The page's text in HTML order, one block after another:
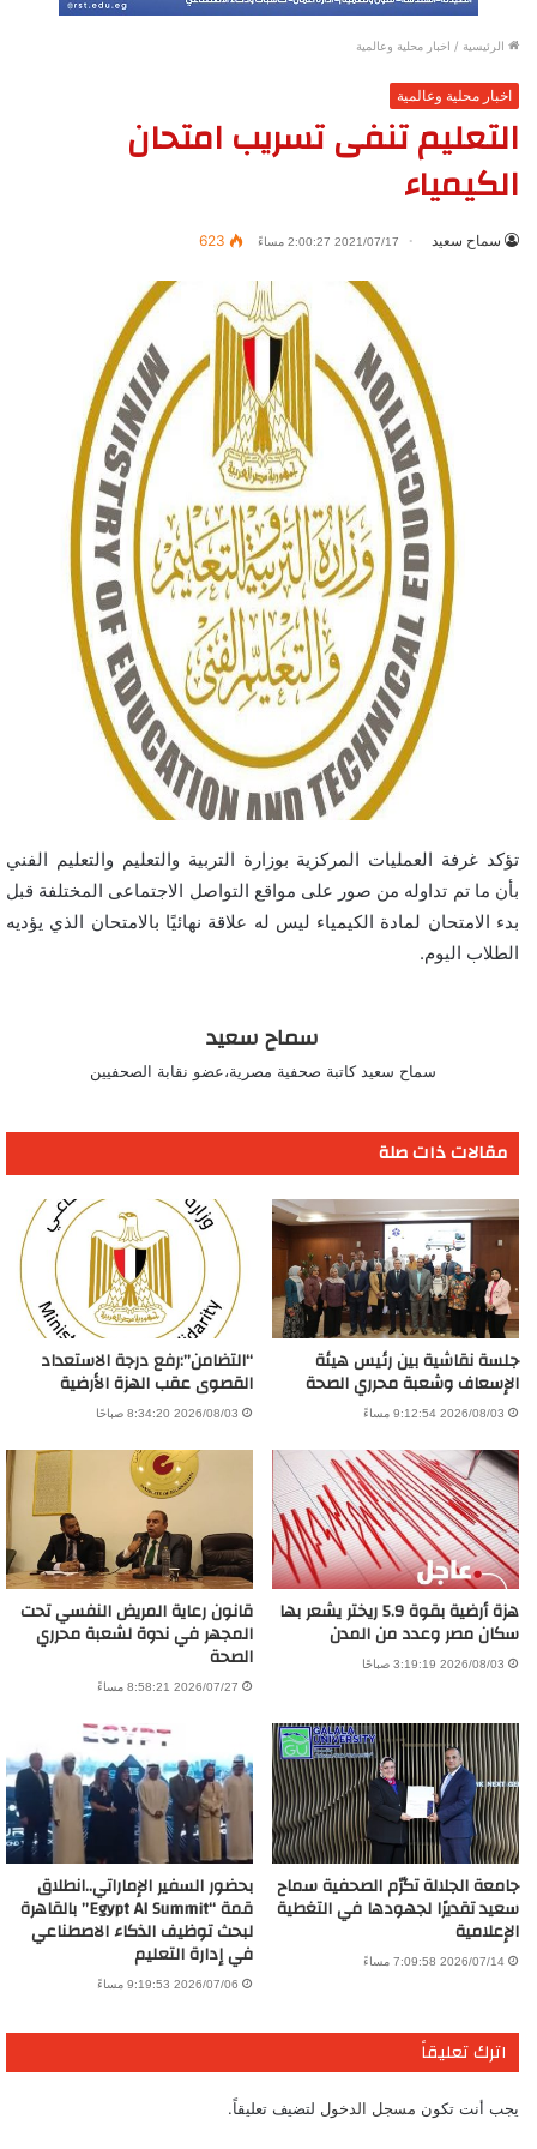
الرئيسية / اخبار محلية وعالمية
اخبار محلية وعالمية
التعليم تنفى تسريب امتحان
الكيمياء
سماح سعيد 2021/07/17 2:00:27 مساءً 623
تؤكد غرفة العمليات المركزية بوزارة التربية والتعليم والتعليم الفني
بأن ما تم تداوله من صور على مواقع التواصل الاجتماعى المختلفة قبل
بدء الامتحان لمادة الكيمياء ليس له علاقة نهائيًا بالامتحان الذي يؤديه
الطلاب اليوم.
سماح سعيد
سماح سعيد كاتبة صحفية مصرية،عضو نقابة الصحفيين
مقالات ذات صلة
جلسة نقاشية بين رئيس هيئة
الإسعاف وشعبة محرري الصحة
2026/08/03 9:12:54 مساءً
“التضامن”:رفع درجة الاستعداد
القصوى عقب الهزة الأرضية
2026/08/03 8:34:20 صباحًا
هزة أرضية بقوة 5.9 ريختر يشعر بها
سكان مصر وعدد من المدن
2026/08/03 3:19:19 صباحًا
قانون رعاية المريض النفسي تحت
المجهر في ندوة لشعبة محرري
الصحة
2026/07/27 8:58:21 مساءً
جامعة الجلالة تكرّم الصحفية سماح
سعيد تقديرًا لجهودها في التغطية
الإعلامية
2026/07/14 7:09:58 مساءً
بحضور السفير الإماراتي..انطلاق
قمة “Egypt AI Summit” بالقاهرة
لبحث توظيف الذكاء الاصطناعي
في إدارة التعليم
2026/07/06 9:19:53 مساءً
اترك تعليقاً
يجب أنت تكون مسجل الدخول لتضيف تعليقاً.